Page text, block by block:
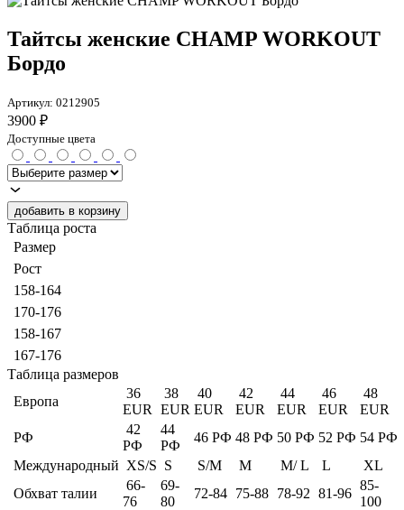
Тайтсы женские CHAMP WORKOUT
Бордо
Артикул: 0212905
3900 ₽
Доступные цвета
добавить в корзину
Таблица роста
Размер
Рост
158-164
170-176
158-167
167-176
Таблица размеров
Европа
36
EUR
38
EUR
40
EUR
42
EUR
44
EUR
46
EUR
48
EUR
РФ
42
РФ
44
РФ
46 РФ 48 РФ 50 РФ 52 РФ 54 РФ
Международный XS/S S S/M M M/ L L
XL
Обхват талии
66-
76
69-
80
72-84 75-88 78-92 81-96
85-
100